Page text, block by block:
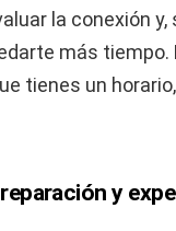
la conexión y,
más
tienes un
y